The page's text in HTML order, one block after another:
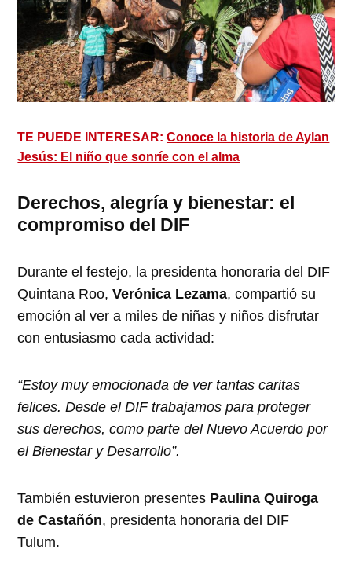
TE PUEDE INTERESAR:Conoce la historia de Aylan
Jesús: El niño que sonríe con el alma
Derechos, alegría y bienestar: el
compromiso del DIF
Durante el festejo, la presidenta honoraria del DIF
Quintana Roo,Verónica Lezama, compartió su
emoción al ver a miles de niñas y niños disfrutar
con entusiasmo cada actividad:
“Estoy muy emocionada de ver tantas caritas
felices. Desde el DIF trabajamos para proteger
sus derechos, como parte del Nuevo Acuerdo por
el Bienestar y Desarrollo”.
También estuvieron presentes Paulina Quiroga
de Castañón, presidenta honoraria del DIF
Tulum.